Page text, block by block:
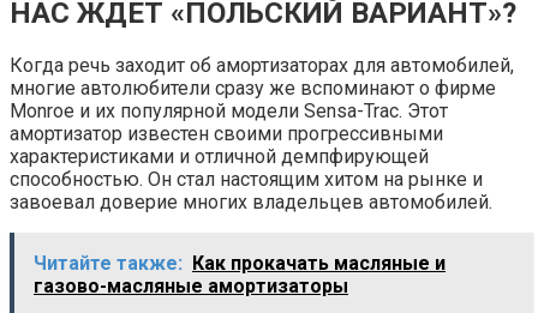
НАС ЖДЕТ «ПОЛЬСКИЙ ВАРИАНТ»?
Когда речь заходит об амортизаторах для автомобилей,
многие автолюбители сразу же вспоминают о фирме
Monroe и их популярной модели Sensa-Trac. Этот
амортизатор известен своими прогрессивными
характеристиками и отличной демпфирующей
способностью. Он стал настоящим хитом на рынке и
завоевал доверие многих владельцев автомобилей.
Читайте также: Как прокачать масляные и
газово-масляные амортизаторы